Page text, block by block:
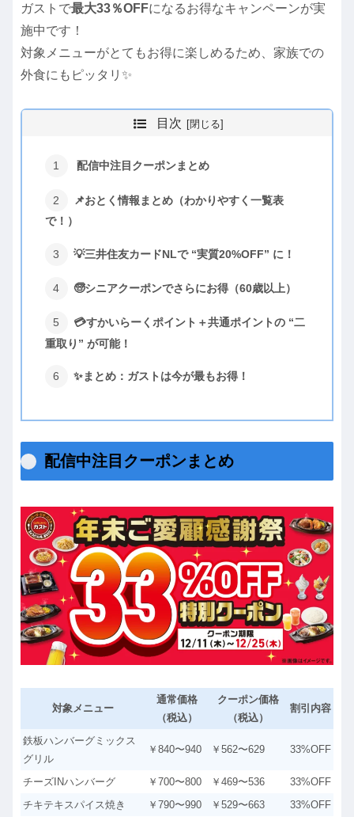
ガストで最大33％OFFになるお得なキャンペーンが実
施中です！
対象メニューがとてもお得に楽しめるため、家族での
外食にもピッタリ✨
目次
配信中注目クーポンまとめ
📌おとく情報まとめ（わかりやすく一覧表
で！）
💡三井住友カードNLで “実質20%OFF” に！
🧓シニアクーポンでさらにお得（60歳以上）
💳すかいらーくポイント＋共通ポイントの “二
重取り” が可能！
✨まとめ：ガストは今が最もお得！
配信中注目クーポンまとめ
対象メニュー
通常価格
（税込）
クーポン価格
（税込）
割引内容
鉄板ハンバーグミックス
グリル
￥840〜940 ￥562〜629 33%OFF
チーズINハンバーグ ￥700〜800 ￥469〜536
33%OFF
チキテキスパイス焼き
￥790〜990 ￥529〜663 33%OFF